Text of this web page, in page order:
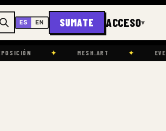
ES EN SUMATE ACCESO▾
✦ MESH.ART ✦ EVENTOS